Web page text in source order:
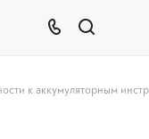
к аккумуляторным